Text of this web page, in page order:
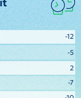
-12
-5
2
-7